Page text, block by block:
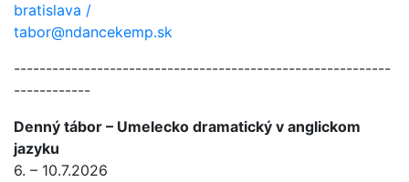
bratislava /
tabor@ndancekemp.sk
-----------------------------------------------------------
------------
Denný tábor – Umelecko dramatický v anglickom
jazyku
6. – 10.7.2026